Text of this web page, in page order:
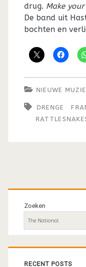
drug. Make
De band uit
bochten en
NIEUWE
DRENGE
sidebar
Zoeken
RECENT POSTS